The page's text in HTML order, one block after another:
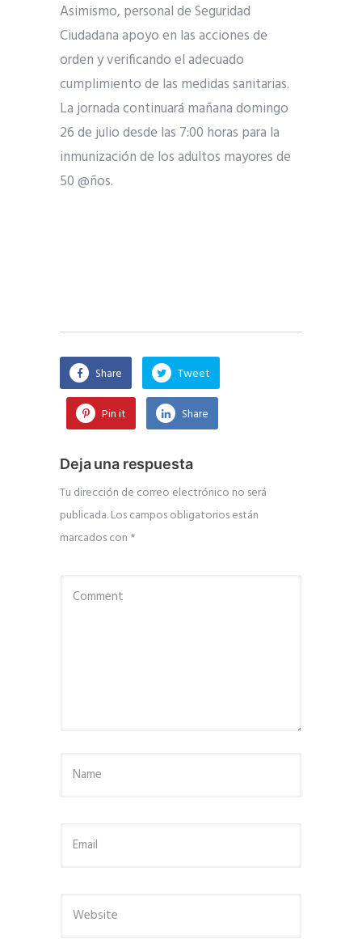
Asimismo, personal de Seguridad
Ciudadana apoyo en las acciones de
orden y verificando el adecuado
cumplimiento de las medidas sanitarias.
La jornada continuará mañana domingo
26 de julio desde las 7:00 horas para la
inmunización de los adultos mayores de
50 @ños.
Share Tweet
Pin it Share
Deja una respuesta
Tu dirección de correo electrónico no será
publicada.Los campos obligatorios están
marcados con *